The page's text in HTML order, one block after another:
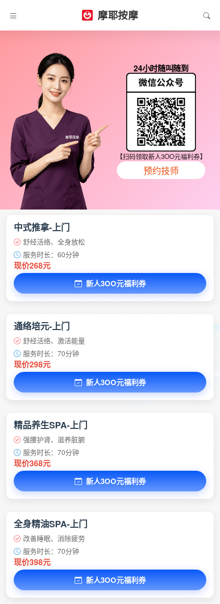
摩耶按摩
24小时随叫随到
【扫码领取新人3OO元福利券】
预约技师
中式推拿-上门
舒经活络、全身放松
服务时长：60分钟
现价268元
新人3OO元福利券
通络培元-上门
舒经活络、激活能量
服务时长：70分钟
现价298元
新人3OO元福利券
精品养生SPA-上门
强腰护肾、滋养脏腑
服务时长：70分钟
现价368元
新人3OO元福利券
全身精油SPA-上门
改善睡眠、消除疲劳
服务时长：70分钟
现价398元
新人3OO元福利券